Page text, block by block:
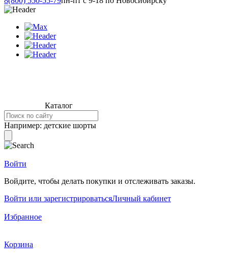
Каталог
Например: детские шорты
Войти
Войдите, чтобы делать покупки и отслеживать заказы.
Войти или зарегистрироватьсяЛичный кабинет
Избранное
Корзина